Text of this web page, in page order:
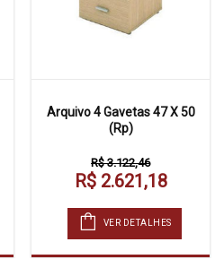
Arquivo 4 Gavetas 47 X 50
(Rp)
R$ 3.122,46
R$ 2.621,18
VER DETALHES